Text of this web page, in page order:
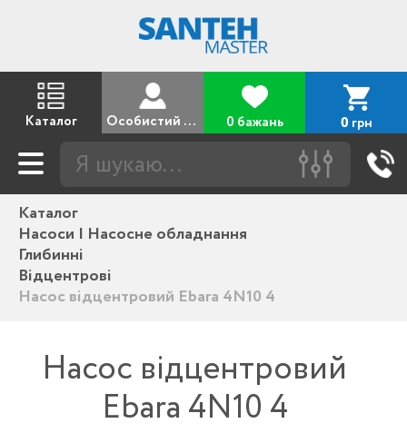
Каталог Особистий кабінет 0 бажань 0 грн
Каталог
Насоси | Насосне обладнання
Глибинні
Відцентрові
Насос відцентровий Ebara 4N10 4
Насос відцентровий
Ebara 4N10 4